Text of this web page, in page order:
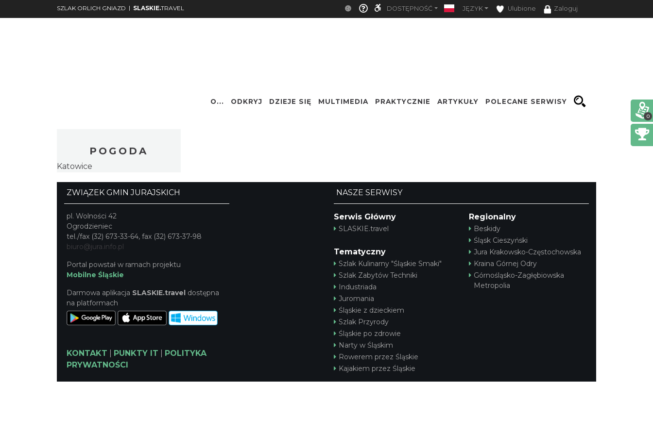
SZLAK ORLICH GNIAZD | SLASKIE.TRAVEL DOSTĘPNOŚĆ JĘZYK Ulubione Zaloguj
O... ODKRYJ DZIEJE SIĘ MULTIMEDIA PRAKTYCZNIE ARTYKUŁY POLECANE SERWISY
POGODA
Katowice
ZWIĄZEK GMIN JURAJSKICH
pl. Wolności 42
Ogrodzieniec
tel./fax (32) 673-33-64, fax (32) 673-37-98
biuro@jura.info.pl
Portal powstał w ramach projektu
Mobilne Śląskie
Darmowa aplikacja SLASKIE.travel dostępna
na platformach
KONTAKT PUNKTY IT
POLITYKA
PRYWATNOŚCI
NASZE SERWISY
Serwis Główny
SLASKIE.travel
Tematyczny
Szlak Kulinarny "Śląskie Smaki"
Szlak Zabytów Techniki
Industriada
Juromania
Śląskie z dzieckiem
Szlak Przyrody
Śląskie po zdrowie
Narty w Śląskim
Rowerem przez Śląskie
Kajakiem przez Śląskie
Regionalny
Beskidy
Śląsk Cieszyński
Jura Krakowsko-Częstochowska
Kraina Górnej Odry
Górnośląsko-Zagłębiowska
Metropolia
0